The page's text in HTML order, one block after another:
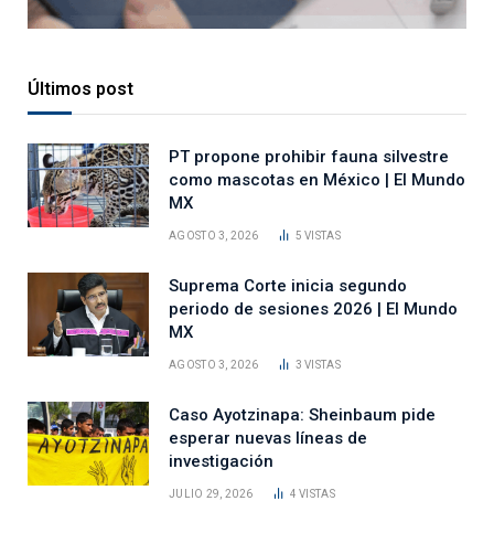
Últimos post
PT propone prohibir fauna silvestre
como mascotas en México | El Mundo
MX
AGOSTO 3, 2026 5VISTAS
Suprema Corte inicia segundo
periodo de sesiones 2026 | El Mundo
MX
AGOSTO 3, 2026 3VISTAS
Caso Ayotzinapa: Sheinbaum pide
esperar nuevas líneas de
investigación
JULIO 29, 2026 4VISTAS